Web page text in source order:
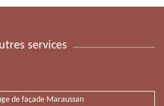
services
de façade Maraussan